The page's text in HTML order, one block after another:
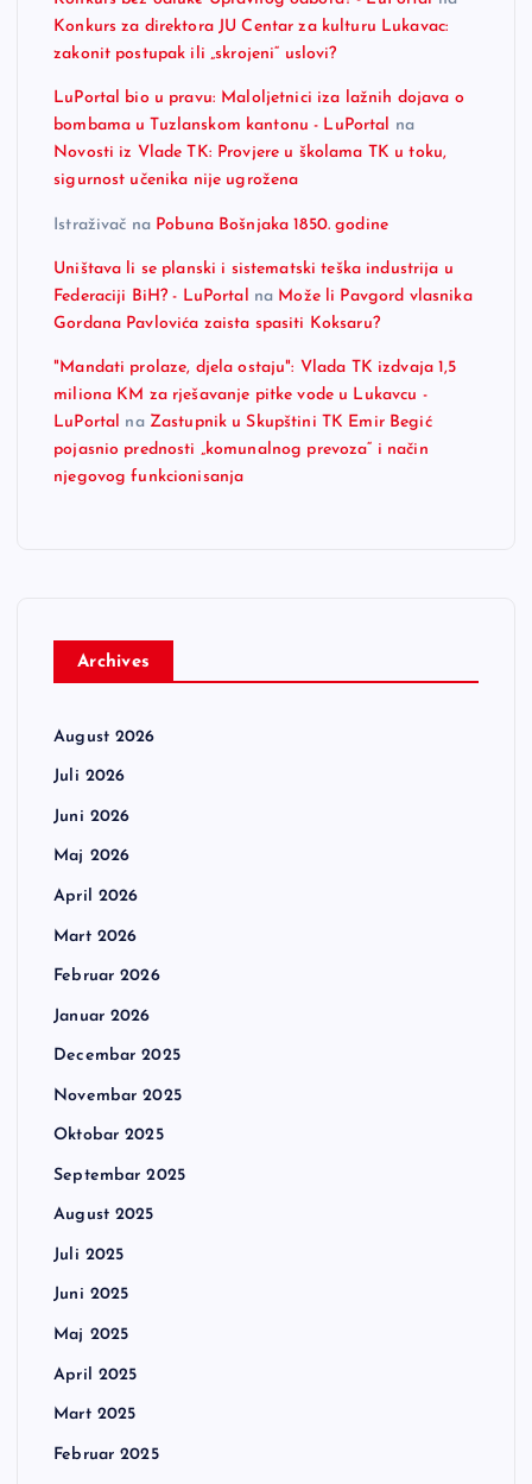
Konkurs za direktora JU Centar za kulturu Lukavac:
zakonit postupak ili „skrojeni“ uslovi?
LuPortal bio u pravu: Maloljetnici iza lažnih dojava o
bombama u Tuzlanskom kantonu - LuPortal na
Novosti iz Vlade TK: Provjere u školama TK u toku,
sigurnost učenika nije ugrožena
Istraživač na Pobuna Bošnjaka 1850. godine
Uništava li se planski i sistematski teška industrija u
Federaciji BiH? - LuPortal
na Može li Pavgord vlasnika
Gordana Pavlovića zaista spasiti Koksaru?
"Mandati prolaze, djela ostaju": Vlada TK izdvaja 1,5
miliona KM za rješavanje pitke vode u Lukavcu -
LuPortal na Zastupnik u Skupštini TK Emir Begić
pojasnio prednosti „komunalnog prevoza“ i način
njegovog funkcionisanja
Archives
August 2026
Juli 2026
Juni 2026
Maj 2026
April 2026
Mart 2026
Februar 2026
Januar 2026
Decembar 2025
Novembar 2025
Oktobar 2025
Septembar 2025
August 2025
Juli 2025
Juni 2025
Maj 2025
April 2025
Mart 2025
Februar 2025